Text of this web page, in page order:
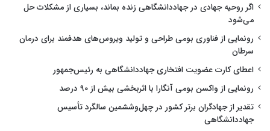
اگر روحیه جهادی در جهاددانشگاهی زنده بماند، بسیاری از مشکلات حل
می‌شود
رونمایی از فناوری بومی طراحی و تولید ویروس‌های هدفمند برای درمان
سرطان
اعطای کارت عضویت افتخاری جهاددانشگاهی به رئیس‌جمهور
رونمایی از واکسن بومی آنگارا با اثربخشی بیش از ۹۰ درصد
تقدیر از جهادگران برتر کشور در چهل‌وششمین سالگرد تأسیس
جهاددانشگاهی